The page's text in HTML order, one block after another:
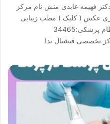
فهیمه عابدی منش نام مرکز
عکس ( کلیک ) مطب زیبایی
پارادایس دکتر میترا کاوئی شماره نظام پزشکی:34465
مرکز تخصصی فیشیال ندا